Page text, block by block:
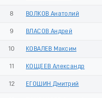
8 ВОЛКОВ Анатолий
9 ВЛАСОВ Андрей
10 КОВАЛЕВ Максим
11 КОЩЕЕВ Александр
12 ЕГОШИН Дмитрий